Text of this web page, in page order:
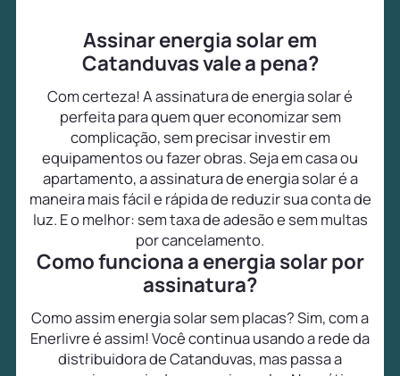
Assinar energia solar em
Catanduvas vale a pena?
Com certeza! A assinatura de energia solar é
perfeita para quem quer economizar sem
complicação, sem precisar investir em
equipamentos ou fazer obras. Seja em casa ou
apartamento, a assinatura de energia solar é a
maneira mais fácil e rápida de reduzir sua conta de
luz. E o melhor: sem taxa de adesão e sem multas
por cancelamento.
Como funciona a energia solar por
assinatura?
Como assim energia solar sem placas? Sim, com a
Enerlivre é assim! Você continua usando a rede da
distribuidora de Catanduvas, mas passa a